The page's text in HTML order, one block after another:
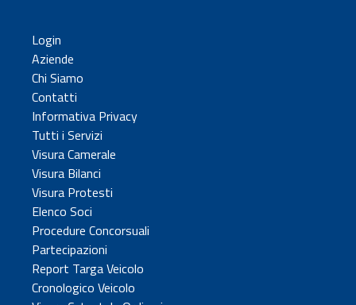
Login
Aziende
Chi Siamo
Contatti
Informativa Privacy
Tutti i Servizi
Visura Camerale
Visura Bilanci
Visura Protesti
Elenco Soci
Procedure Concorsuali
Partecipazioni
Report Targa Veicolo
Cronologico Veicolo